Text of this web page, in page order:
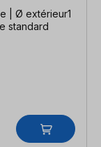
| Ø extérieur1
standard